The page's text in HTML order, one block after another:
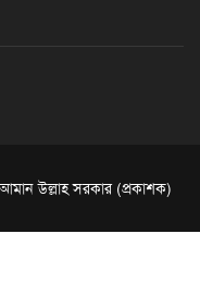
উল্লাহ সরকার (প্রকাশক)